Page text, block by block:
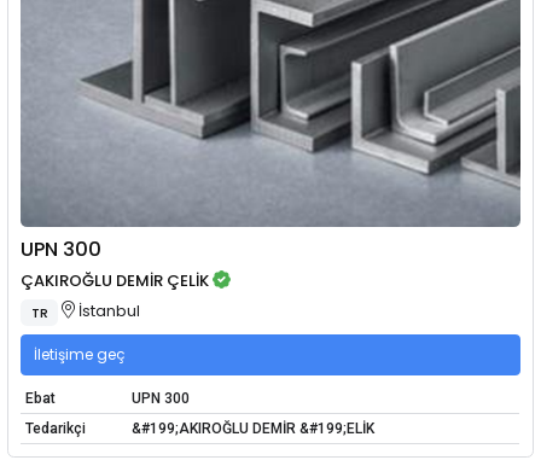
UPN 300
ÇAKIROĞLU DEMİR ÇELİK
TR İstanbul
İletişime geç
Ebat
UPN 300
Tedarikçi
&#199;AKIROĞLU DEMİR &#199;ELİK